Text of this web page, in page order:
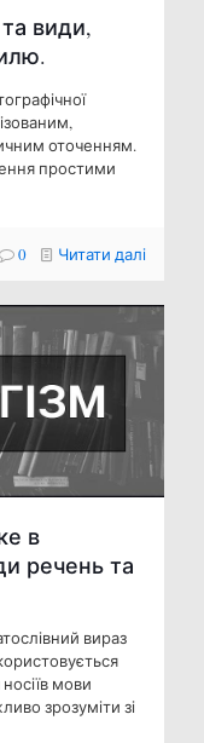
види,
оточенням.
простими
0 Читати далі
в
речень та
вираз
мови
зрозуміти зі